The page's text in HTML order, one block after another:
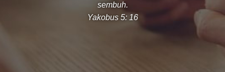
sembuh.
Yakobus 5: 16